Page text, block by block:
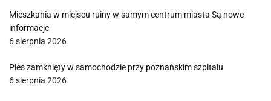
Mieszkania w miejscu ruiny w samym centrum miasta Są nowe
informacje
6 sierpnia 2026
Pies zamknięty w samochodzie przy poznańskim szpitalu
6 sierpnia 2026